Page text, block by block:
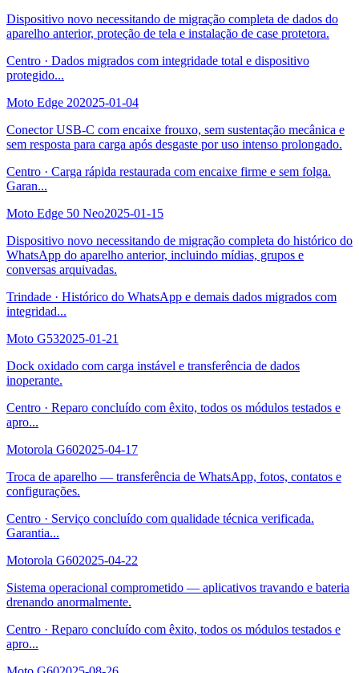
Dispositivo novo necessitando de migração completa de dados do
aparelho anterior, proteção de tela e instalação de case protetora.
Centro · Dados migrados com integridade total e dispositivo
protegido...
Moto Edge 202025-01-04
Conector USB-C com encaixe frouxo, sem sustentação mecânica e
sem resposta para carga após desgaste por uso intenso prolongado.
Centro · Carga rápida restaurada com encaixe firme e sem folga.
Garan...
Moto Edge 50 Neo2025-01-15
Dispositivo novo necessitando de migração completa do histórico do
WhatsApp do aparelho anterior, incluindo mídias, grupos e
conversas arquivadas.
Trindade · Histórico do WhatsApp e demais dados migrados com
integridad...
Moto G532025-01-21
Dock oxidado com carga instável e transferência de dados
inoperante.
Centro · Reparo concluído com êxito, todos os módulos testados e
apro...
Motorola G602025-04-17
Troca de aparelho — transferência de WhatsApp, fotos, contatos e
configurações.
Centro · Serviço concluído com qualidade técnica verificada.
Garantia...
Motorola G602025-04-22
Sistema operacional comprometido — aplicativos travando e bateria
drenando anormalmente.
Centro · Reparo concluído com êxito, todos os módulos testados e
apro...